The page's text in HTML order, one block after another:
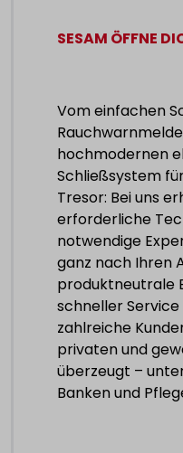
SESAM ÖFFNE
Vom einfachen
hochmodernen
Schließsystem
Tresor: Bei uns
erforderliche
notwendige
ganz nach Ihren
produktneutrale
schneller
zahlreiche
privaten und
überzeugt –
Banken und